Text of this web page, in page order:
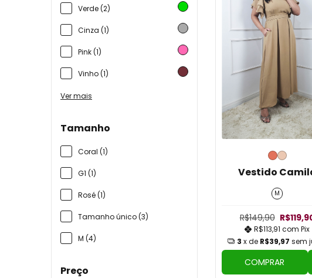
Verde (2)
Cinza (1)
Pink (1)
Vinho (1)
Ver mais
Tamanho
Coral (1)
G1 (1)
Rosé (1)
Tamanho único (3)
M (4)
Preço
Vestido
M
R$149,90
R$113,91com Pix
3 x de R$39,97 sem
COMPRAR